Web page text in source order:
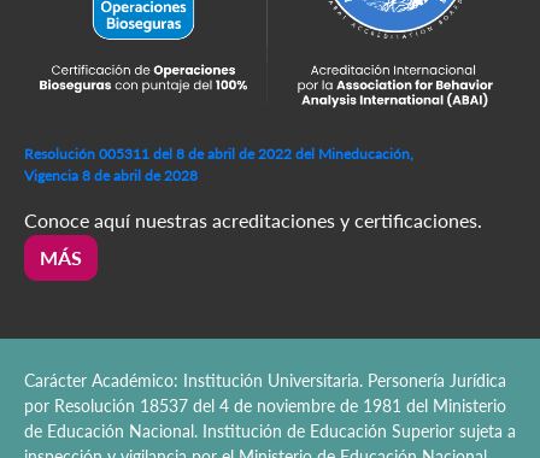
Resolución 005311 del 8 de abril de 2022 del Mineducación,
Vigencia 8 de abril de 2028
Conoce aquí nuestras acreditaciones y certificaciones.
MÁS
Carácter Académico: Institución Universitaria. Personería Jurídica
por Resolución 18537 del 4 de noviembre de 1981 del Ministerio
de Educación Nacional. Institución de Educación Superior sujeta a